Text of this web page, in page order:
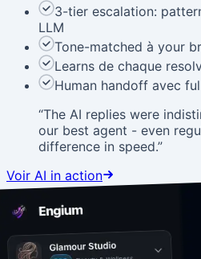
3-tier escalation:
LLM
Tone-matched à your
Learns de chaque
Human handoff avec
“The AI replies were
our best agent - even
difference in speed.”
Voir AI in action